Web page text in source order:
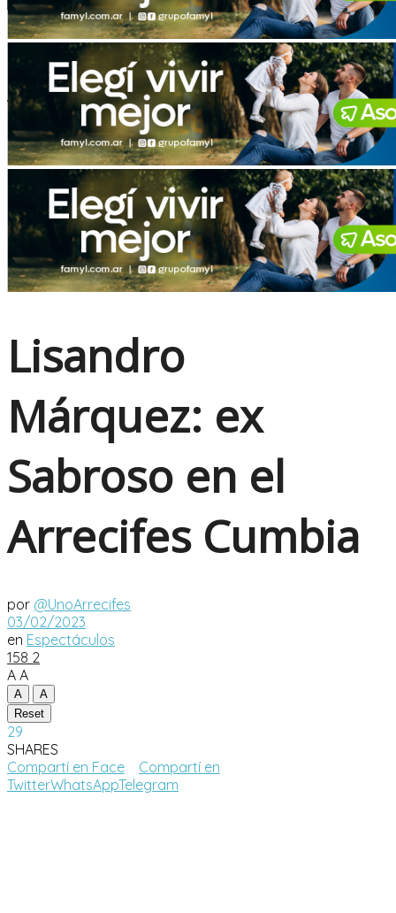
No Result
View All Result
Lisandro
Márquez: ex
Sabroso en el
Arrecifes Cumbia
por @UnoArrecifes
03/02/2023
en Espectáculos
158 2
A A
A
A
Reset
29
SHARES
Compartí en Face
Compartí en
TwitterWhatsAppTelegram